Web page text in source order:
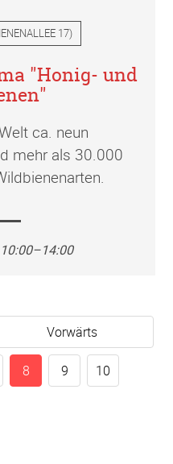
17)
"Honig- und
ca. neun
mehr als 30.000
Vorwärts
8 9 10